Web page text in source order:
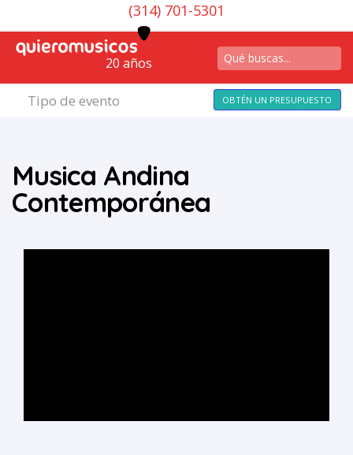
(314) 701-5301
20 años
Tipo de evento OBTÉN UN PRESUPUESTO
Musica Andina
Contemporánea